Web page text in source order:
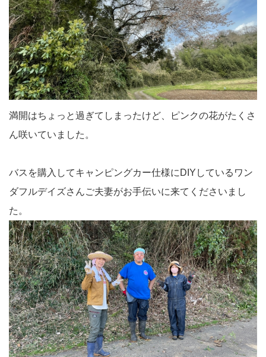
満開はちょっと過ぎてしまったけど、ピンクの花がたくさ
ん咲いていました。
バスを購入してキャンピングカー仕様にDIYしているワン
ダフルデイズさんご夫妻がお手伝いに来てくださいまし
た。